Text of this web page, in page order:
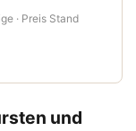
· Preis Stand
und